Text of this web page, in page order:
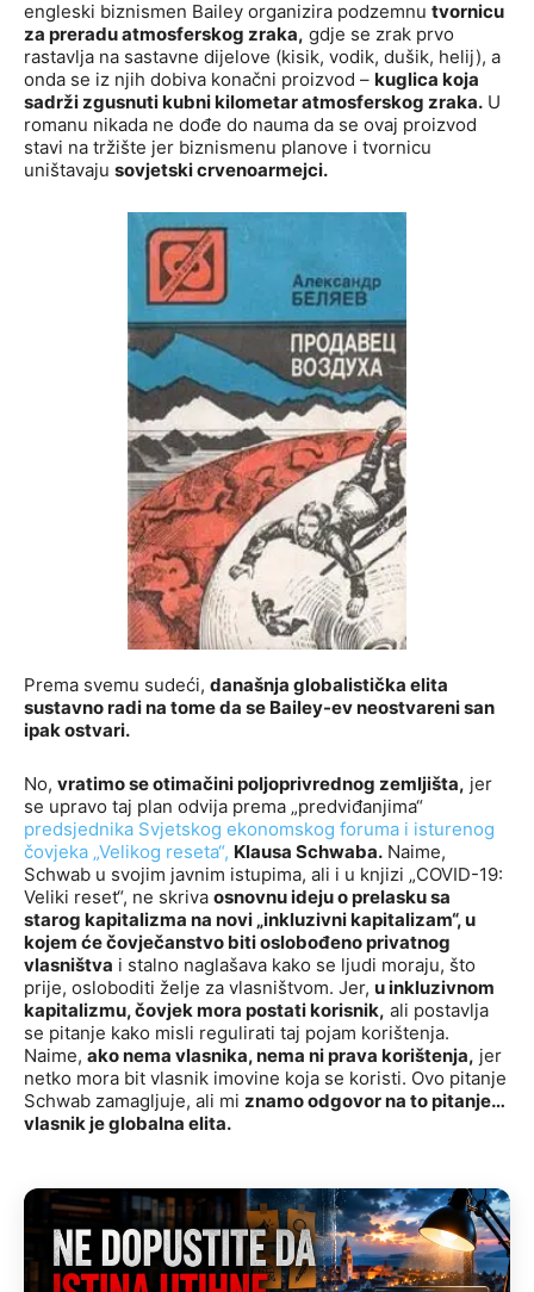
engleski biznismen Bailey organizira podzemnu tvornicu
za preradu atmosferskog zraka, gdje se zrak prvo
rastavlja na sastavne dijelove (kisik, vodik, dušik, helij), a
onda se iz njih dobiva konačni proizvod – kuglica koja
sadrži zgusnuti kubni kilometar atmosferskog zraka. U
romanu nikada ne dođe do nauma da se ovaj proizvod
stavi na tržište jer biznismenu planove i tvornicu
uništavaju sovjetski crvenoarmejci.
Prema svemu sudeći, današnja globalistička elita
sustavno radi na tome da se Bailey-ev neostvareni san
ipak ostvari.
No, vratimo se otimačini poljoprivrednog zemljišta, jer
se upravo taj plan odvija prema „predviđanjima“
predsjednika Svjetskog ekonomskog foruma i isturenog
čovjeka „Velikog reseta“, Klausa Schwaba. Naime,
Schwab u svojim javnim istupima, ali i u knjizi „COVID-19:
Veliki reset“, ne skriva osnovnu ideju o prelasku sa
starog kapitalizma na novi „inkluzivni kapitalizam“, u
kojem će čovječanstvo biti oslobođeno privatnog
vlasništva i stalno naglašava kako se ljudi moraju, što
prije, osloboditi želje za vlasništvom. Jer, u inkluzivnom
kapitalizmu, čovjek mora postati korisnik, ali postavlja
se pitanje kako misli regulirati taj pojam korištenja.
Naime, ako nema vlasnika, nema ni prava korištenja, jer
netko mora bit vlasnik imovine koja se koristi. Ovo pitanje
Schwab zamagljuje, ali mi znamo odgovor na to pitanje…
vlasnik je globalna elita.